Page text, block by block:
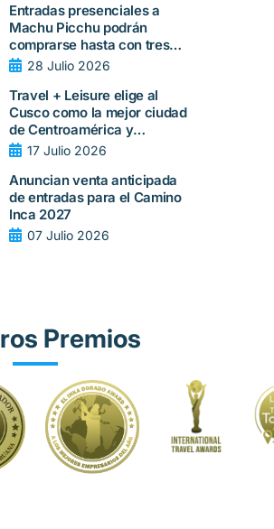
Entradas presenciales a
Machu Picchu podrán
comprarse hasta con tres
días de anticipación
28 Julio 2026
Travel + Leisure elige al
Cusco como la mejor ciudad
de Centroamérica y
Sudamérica en 2026
17 Julio 2026
Anuncian venta anticipada
de entradas para el Camino
Inca 2027
07 Julio 2026
Premios